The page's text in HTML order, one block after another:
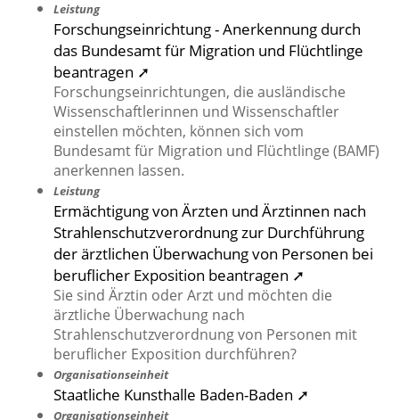
Leistung
Forschungseinrichtung - Anerkennung durch
das Bundesamt für Migration und Flüchtlinge
beantragen ➚
Forschungseinrichtungen, die ausländische
Wissenschaftlerinnen und Wissenschaftler
einstellen möchten, können sich vom
Bundesamt für Migration und Flüchtlinge (BAMF)
anerkennen lassen.
Leistung
Ermächtigung von Ärzten und Ärztinnen nach
Strahlenschutzverordnung zur Durchführung
der ärztlichen Überwachung von Personen bei
beruflicher Exposition beantragen ➚
Sie sind Ärztin oder Arzt und möchten die
ärztliche Überwachung nach
Strahlenschutzverordnung von Personen mit
beruflicher Exposition durchführen?
Organisationseinheit
Staatliche Kunsthalle Baden-Baden ➚
Organisationseinheit